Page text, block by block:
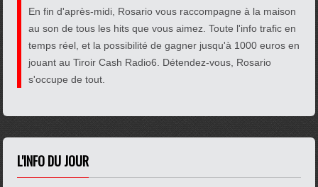
En fin d'après-midi, Rosario vous raccompagne à la maison
au son de tous les hits que vous aimez. Toute l'info trafic en
temps réel, et la possibilité de gagner jusqu'à 1000 euros en
jouant au Tiroir Cash Radio6. Détendez-vous, Rosario
s'occupe de tout.
L'INFO DU JOUR